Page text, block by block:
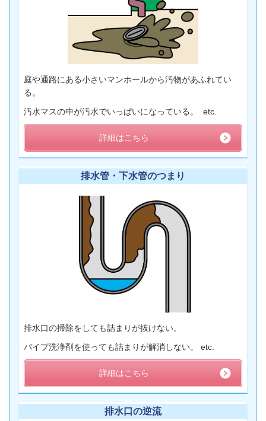
庭や通路にある小さいマンホールから汚物があふれてい
る。
汚水マスの中が汚水でいっぱいになっている。 etc.
詳細はこちら
排水管・下水管のつまり
排水口の掃除をしても詰まりが抜けない。
パイプ洗浄剤を使っても詰まりが解消しない。 etc.
詳細はこちら
排水口の逆流